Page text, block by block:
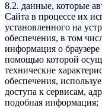
8.2. данные, которые
Сайта в процессе их
установленного на
обеспечения, в том
информация о
помощью которой
технические
обеспечения,
доступа к сервисам,
подобная информация;